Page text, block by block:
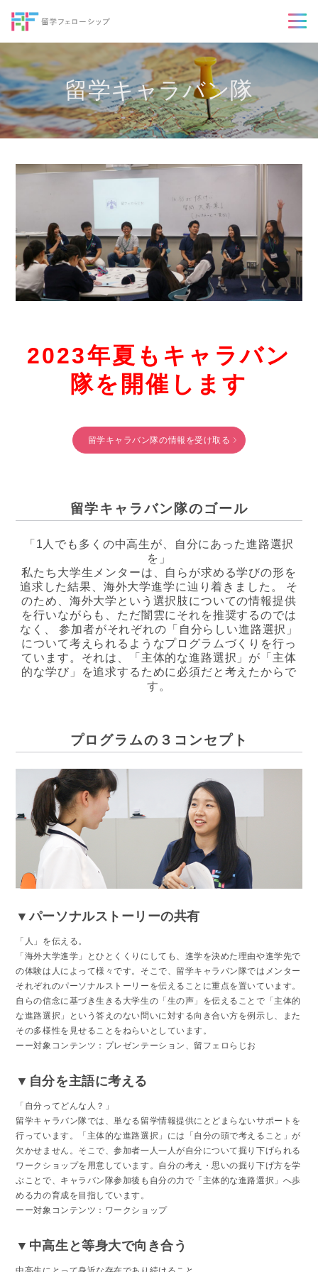
留学キャラバン隊
2023年夏もキャラバン
隊を開催します
留学キャラバン隊の情報を受け取る
留学キャラバン隊のゴール
「1人でも多くの中高生が、自分にあった進路選択
を」
私たち大学生メンターは、自らが求める学びの形を
追求した結果、海外大学進学に辿り着きました。 そ
のため、海外大学という選択肢についての情報提供
を行いながらも、ただ闇雲にそれを推奨するのでは
なく、 参加者がそれぞれの「自分らしい進路選択」
について考えられるようなプログラムづくりを行っ
ています。それは、「主体的な進路選択」が「主体
的な学び」を追求するために必須だと考えたからで
す。
プログラムの３コンセプト
▼パーソナルストーリーの共有
「人」を伝える。
「海外大学進学」とひとくくりにしても、進学を決めた理由や進学先で
の体験は人によって様々です。そこで、留学キャラバン隊ではメンター
それぞれのパーソナルストーリーを伝えることに重点を置いています。
自らの信念に基づき生きる大学生の「生の声」を伝えることで「主体的
な進路選択」という答えのない問いに対する向き合い方を例示し、また
その多様性を見せることをねらいとしています。
ーー対象コンテンツ：プレゼンテーション、留フェロらじお
▼自分を主語に考える
「自分ってどんな人？」
留学キャラバン隊では、単なる留学情報提供にとどまらないサポートを
行っています。「主体的な進路選択」には「自分の頭で考えること」が
欠かせません。そこで、参加者一人一人が自分について掘り下げられる
ワークショップを用意しています。自分の考え・思いの掘り下げ方を学
ぶことで、キャラバン隊参加後も自分の力で「主体的な進路選択」へ歩
める力の育成を目指しています。
ーー対象コンテンツ：ワークショップ
▼中高生と等身大で向き合う